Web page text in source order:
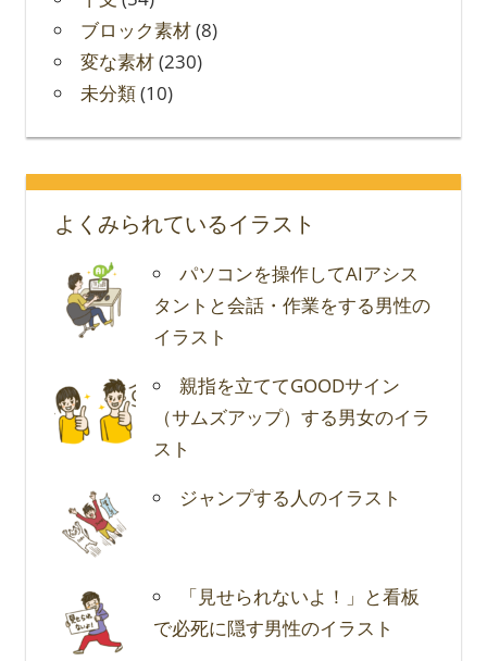
ブロック素材(8)
変な素材(230)
未分類(10)
よくみられているイラスト
パソコンを操作してAIアシス
タントと会話・作業をする男性の
イラスト
親指を立ててGOODサイン
（サムズアップ）する男女のイラ
スト
ジャンプする人のイラスト
「見せられないよ！」と看板
で必死に隠す男性のイラスト